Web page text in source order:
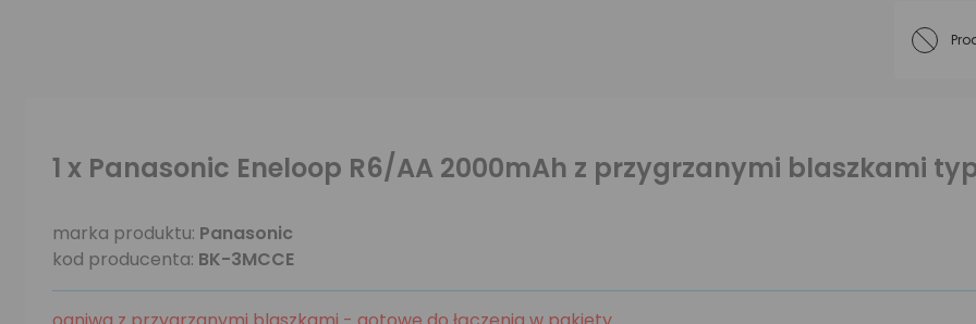
1 x Panasonic Eneloop R6/AA 2000mAh z przygrzanymi blaszkami
marka produktu: Panasonic
kod producenta: BK-3MCCE